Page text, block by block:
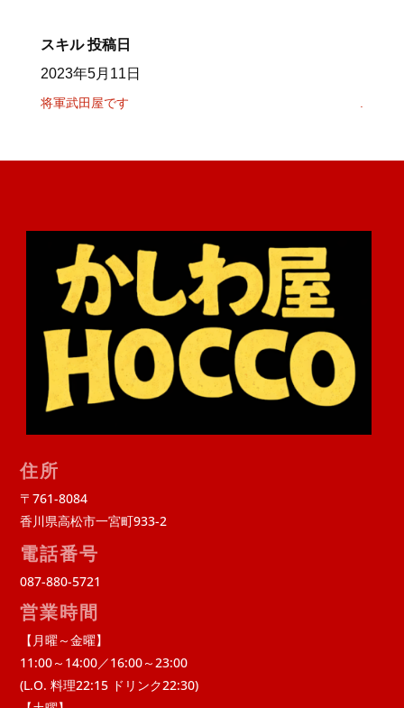
スキル 投稿日
2023年5月11日
将軍武田屋です
住所
〒761-8084
香川県高松市一宮町933-2
電話番号
087-880-5721
営業時間
【月曜～金曜】
11:00～14:00／16:00～23:00
(L.O. 料理22:15 ドリンク22:30)